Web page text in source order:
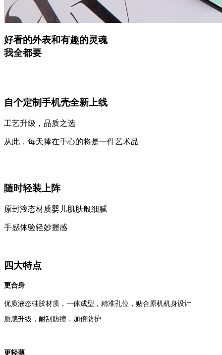
好看的外表和有趣的灵魂
我全都要
自个定制手机壳全新上线
工艺升级，品质之选
从此，每天捧在手心的将是一件艺术品
随时轻装上阵
原封液态材质婴儿肌肤般细腻
手感体验轻妙握感
四大特点